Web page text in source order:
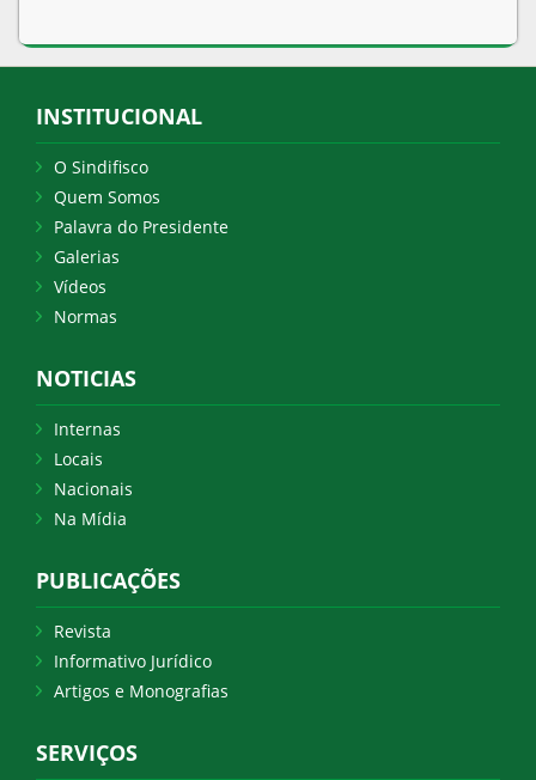
INSTITUCIONAL
O Sindifisco
Quem Somos
Palavra do Presidente
Galerias
Vídeos
Normas
NOTICIAS
Internas
Locais
Nacionais
Na Mídia
PUBLICAÇÕES
Revista
Informativo Jurídico
Artigos e Monografias
SERVIÇOS